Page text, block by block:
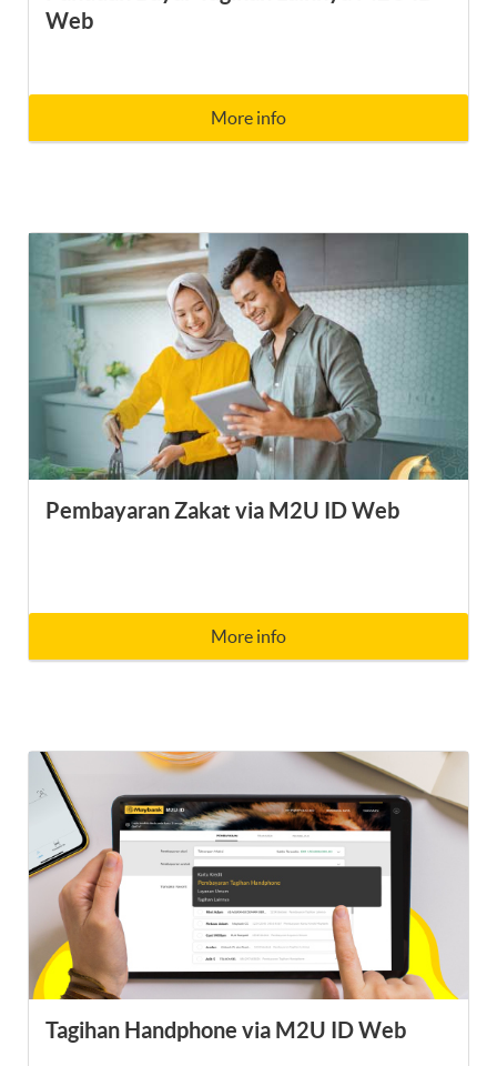
Web
More info
Pembayaran Zakat via M2U ID Web
More info
Tagihan Handphone via M2U ID Web